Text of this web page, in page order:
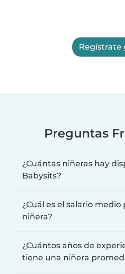
Regístrate
Preguntas
¿Cuántas niñeras hay
Babysits?
¿Cuál es el salario
niñera?
¿Cuántos años de
tiene una niñera